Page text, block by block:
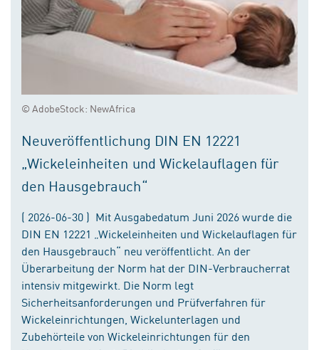
© AdobeStock: NewAfrica
Neuveröffentlichung DIN EN 12221
„Wickeleinheiten und Wickelauflagen für
den Hausgebrauch“
( 2026-06-30 ) Mit Ausgabedatum Juni 2026 wurde die
DIN EN 12221 „Wickeleinheiten und Wickelauflagen für
den Hausgebrauch“ neu veröffentlicht. An der
Überarbeitung der Norm hat der DIN-Verbraucherrat
intensiv mitgewirkt. Die Norm legt
Sicherheitsanforderungen und Prüfverfahren für
Wickeleinrichtungen, Wickelunterlagen und
Zubehörteile von Wickeleinrichtungen für den